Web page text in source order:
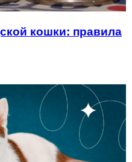
кошки: правила